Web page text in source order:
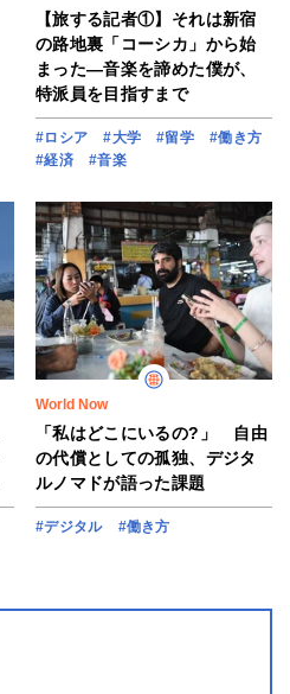
【旅する記者①】それは新宿
の路地裏「コーシカ」から始
まった―音楽を諦めた僕が、
特派員を目指すまで
#ロシア #大学 #留学
#働き方
#経済
#音楽
World Now
「私はどこにいるの?」 自由
の代償としての孤独、デジタ
ルノマドが語った課題
#デジタル #働き方